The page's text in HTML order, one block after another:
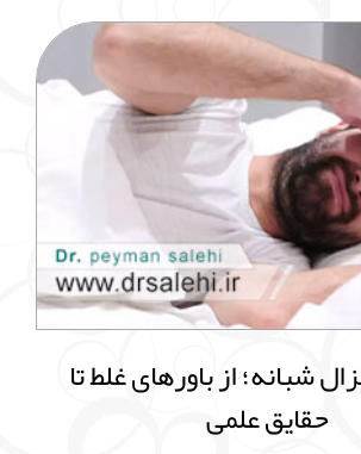
شبانه؛ از باورهای غلط تا
حقایق علمی